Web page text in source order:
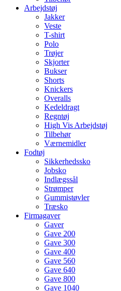
Arbejdstøj
Jakker
Veste
T-shirt
Polo
Trøjer
Skjorter
Bukser
Shorts
Knickers
Overalls
Kedeldragt
Regntøj
High Vis Arbejdstøj
Tilbehør
Værnemidler
Fodtøj
Sikkerhedssko
Jobsko
Indlægssål
Strømper
Gummistøvler
Træsko
Firmagaver
Gaver
Gave 200
Gave 300
Gave 400
Gave 560
Gave 640
Gave 800
Gave 1040